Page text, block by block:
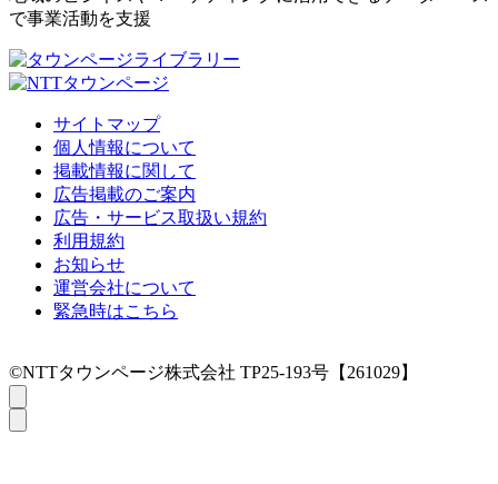
で事業活動を支援
サイトマップ
個人情報について
掲載情報に関して
広告掲載のご案内
広告・サービス取扱い規約
利用規約
お知らせ
運営会社について
緊急時はこちら
©NTTタウンページ株式会社 TP25-193号【261029】